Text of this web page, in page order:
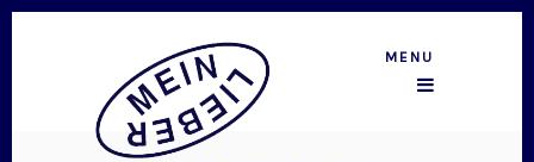
MENU